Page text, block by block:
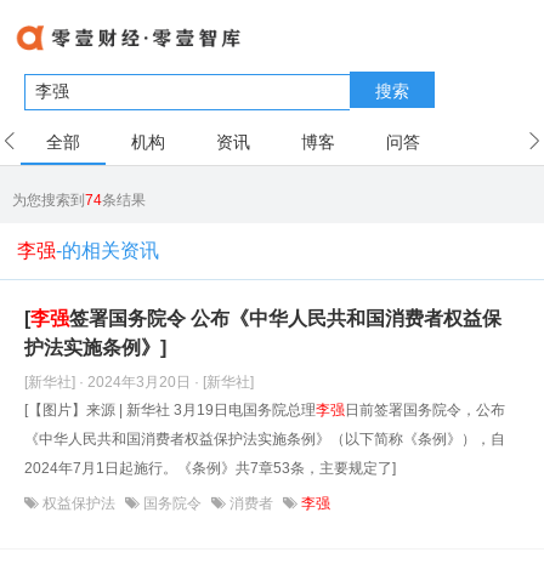
搜索
全部 机构 资讯 博客 问答
为您搜索到74条结果
李强-的相关资讯
[李强签署国务院令 公布《中华人民共和国消费者权益保
护法实施条例》]
[新华社] · 2024年3月20日 · [新华社]
[【图片】来源 | 新华社 3月19日电国务院总理李强日前签署国务院令，公布
《中华人民共和国消费者权益保护法实施条例》（以下简称《条例》），自
2024年7月1日起施行。《条例》共7章53条，主要规定了]
权益保护法 国务院令 消费者 李强